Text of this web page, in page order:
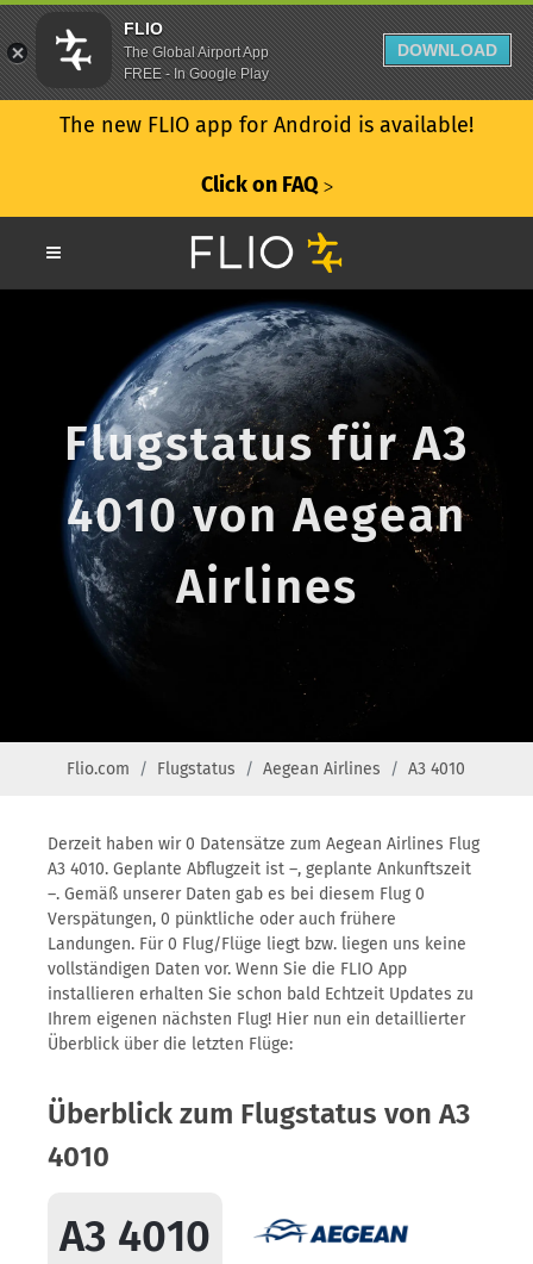
The new FLIO app for Android is available!
Click on FAQ ᐳ
Flugstatus für A3
4010 von Aegean
Airlines
Flio.com Flugstatus Aegean Airlines A3 4010
Derzeit haben wir 0 Datensätze zum Aegean Airlines Flug
A3 4010. Geplante Abflugzeit ist –, geplante Ankunftszeit
–. Gemäß unserer Daten gab es bei diesem Flug 0
Verspätungen, 0 pünktliche oder auch frühere
Landungen. Für 0 Flug/Flüge liegt bzw. liegen uns keine
vollständigen Daten vor. Wenn Sie die FLIO App
installieren erhalten Sie schon bald Echtzeit Updates zu
Ihrem eigenen nächsten Flug! Hier nun ein detaillierter
Überblick über die letzten Flüge:
Überblick zum Flugstatus von A3
4010
A3 4010
FLIO
The Global Airport App
FREE - In Google Play
DOWNLOAD